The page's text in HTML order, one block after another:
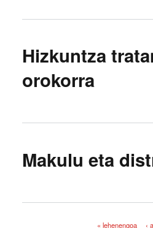
Hizkuntza
orokorra
Makulu eta
« lehenengoa ‹